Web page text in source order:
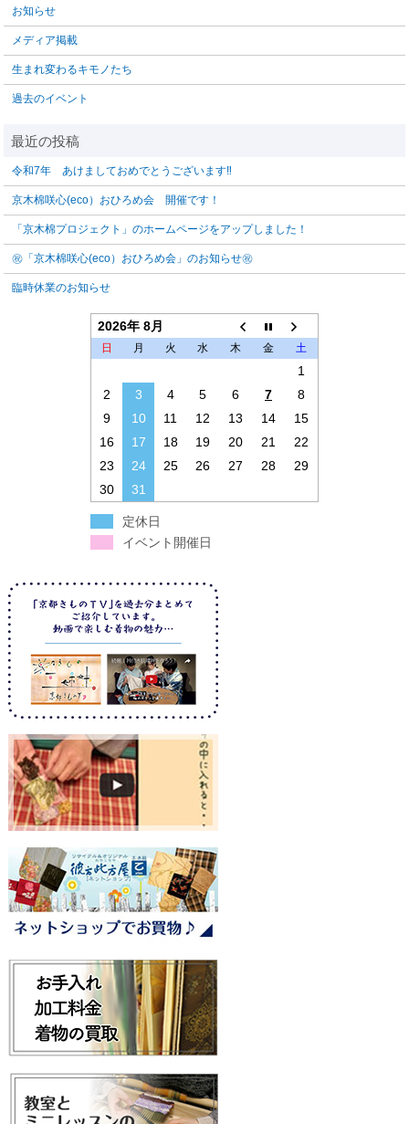
お知らせ
メディア掲載
生まれ変わるキモノたち
過去のイベント
令和7年 あけましておめでとうございます‼️
京木棉咲心(eco）おひろめ会 開催です！
「京木棉プロジェクト」のホームページをアップしました！
㊗「京木棉咲心(eco）おひろめ会」のお知らせ㊗
臨時休業のお知らせ
2026年 8月
日 月 火 水 木 金 土
1
2
3 4 5 6 7
8
9
10 11 12 13 14
15
16
17 18 19 20 21
22
23
24 25 26 27 28
29
30
31
定休日
イベント開催日